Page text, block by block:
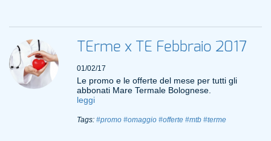
TErme x TE Febbraio 2017
01/02/17
Le promo e le offerte del mese per tutti gli
abbonati Mare Termale Bolognese.
leggi
Tags: #promo #omaggio #offerte #mtb #terme